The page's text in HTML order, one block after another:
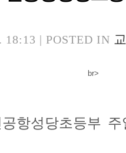
18:13 | POSTED IN
br>
항성당초등부